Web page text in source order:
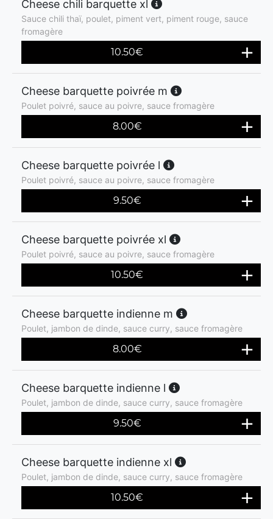
Cheese chili barquette xl
Sauce chili thaï, poulet, piment vert, piment rouge, sauce
fromagère
10.50€
Cheese barquette poivrée m
Poulet poivré, sauce au poivre, sauce fromagère
8.00€
Cheese barquette poivrée l
Poulet poivré, sauce au poivre, sauce fromagère
9.50€
Cheese barquette poivrée xl
Poulet poivré, sauce au poivre, sauce fromagère
10.50€
Cheese barquette indienne m
Poulet, jambon de dinde, sauce curry, sauce fromagère
8.00€
Cheese barquette indienne l
Poulet, jambon de dinde, sauce curry, sauce fromagère
9.50€
Cheese barquette indienne xl
Poulet, jambon de dinde, sauce curry, sauce fromagère
10.50€